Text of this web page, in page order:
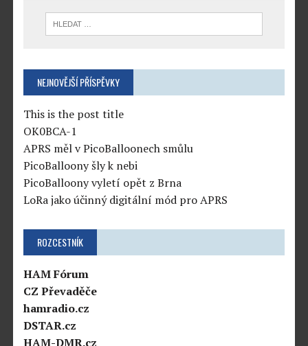
NEJNOVĚJŠÍ PŘÍSPĚVKY
This is the post title
OK0BCA-1
APRS měl v PicoBalloonech smůlu
PicoBalloony šly k nebi
PicoBalloony vyletí opět z Brna
LoRa jako účinný digitální mód pro APRS
ROZCESTNÍK
HAM Fórum
CZ Převaděče
hamradio.cz
DSTAR.cz
HAM-DMR.cz